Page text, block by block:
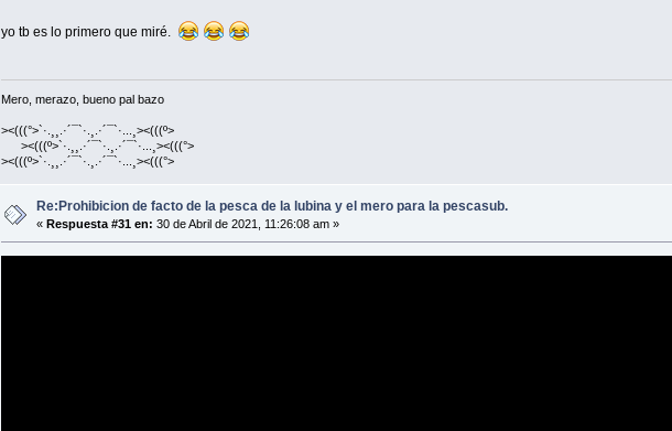
yo tb es lo primero que miré.
Mero, merazo, bueno pal bazo
><(((°>`·.¸¸.·´¯`·.¸.·´¯`·...¸><(((º>
><(((º>`·.¸¸.·´¯`·.¸.·´¯`·...¸><(((°>
><(((º>`·.¸¸.·´¯`·.¸.·´¯`·...¸><(((°>
Re:Prohibicion de facto de la pesca de la lubina y el mero para la pescasub.
« Respuesta #31 en: 30 de Abril de 2021, 11:26:08 am »